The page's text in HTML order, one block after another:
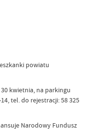
powiatu
kwietnia, na parkingu
tel. do rejestracji: 58 325
Narodowy Fundusz